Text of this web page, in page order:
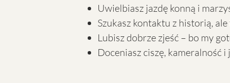
Uwielbiasz jazdę konną i
Szukasz kontaktu z historią,
Lubisz dobrze zjeść – bo my
Doceniasz ciszę, kameralność